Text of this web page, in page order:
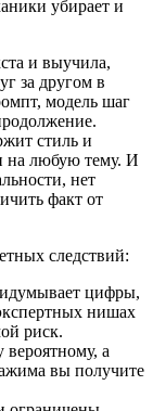
убирает и
и выучила,
за другом в
модель шаг
стиль и
на любую тему. И
нет
факт от
следствий:
цифры,
нишах
риск.
вероятному, а
вы получите